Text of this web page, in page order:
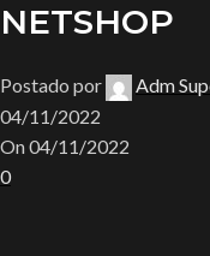
NETSHOP
Postado por
Adm
04/11/2022
On 04/11/2022
0